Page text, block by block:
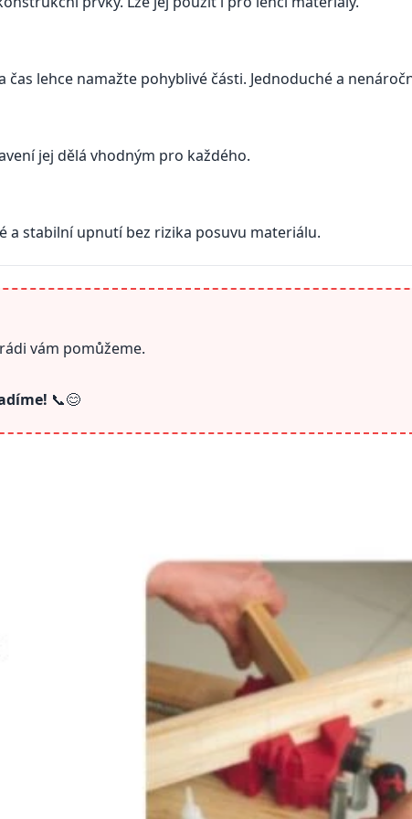
lehce namažte pohyblivé části. Jednoduché a
jej dělá vhodným pro každého.
a stabilní upnutí bez rizika posuvu materiálu.
vám pomůžeme.
📞😊